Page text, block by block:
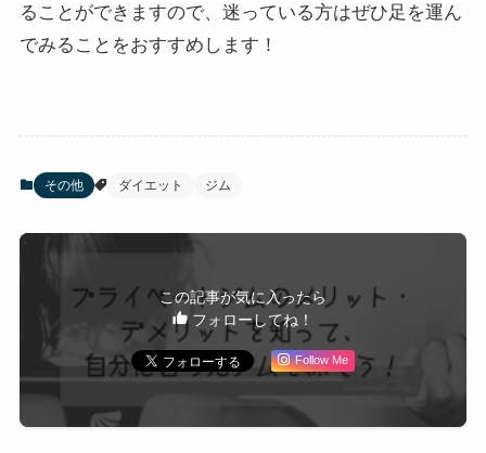
ることができますので、迷っている方はぜひ足を運ん
でみることをおすすめします！
その他 ダイエット ジム
この記事が気に入ったら
フォローしてね！
Follow Me